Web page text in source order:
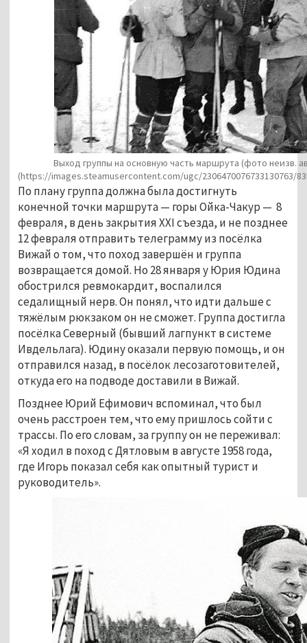
Выход группы на основную часть маршрута (фото неизв.
(https://images.steamusercontent.com/ugc/2306470076733130763/
По плану группа должна была достигнуть
конечной точки маршрута — горы Ойка-Чакур — 8
февраля, в день закрытия XXI съезда, и не позднее
12 февраля отправить телеграмму из посёлка
Вижай о том, что поход завершён и группа
возвращается домой. Но 28 января у Юрия Юдина
обострился ревмокардит, воспалился
седалищный нерв. Он понял, что идти дальше с
тяжёлым рюкзаком он не сможет. Группа достигла
посёлка Северный (бывший лагпункт в системе
Ивдельлага). Юдину оказали первую помощь, и он
отправился назад, в посёлок лесозаготовителей,
откуда его на подводе доставили в Вижай.
Позднее Юрий Ефимович вспоминал, что был
очень расстроен тем, что ему пришлось сойти с
трассы. По его словам, за группу он не переживал:
«Я ходил в поход с Дятловым в августе 1958 года,
где Игорь показал себя как опытный турист и
руководитель».